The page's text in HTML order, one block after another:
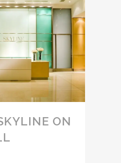
ON